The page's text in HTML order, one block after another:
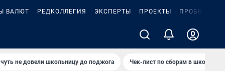
ВАЛЮТ РЕДКОЛЛЕГИЯ ЭКСПЕРТЫ ПРОЕКТЫ ПРОБКИ
не довели школьницу до поджога Чек-лист по сборам в школу в